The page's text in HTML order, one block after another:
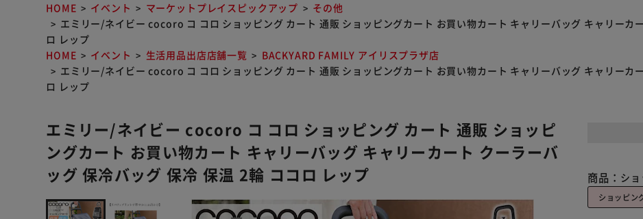
HOME
イベント マーケットプレイスピックアップ
その他
エミリー/ネイビー cocoro コ コロ ショッピング カート 通販 ショッピングカート お買い物カート キャリーバッグ キャリーカ
ロ レップ
HOME
イベント 生活用品出店店舗一覧
BACKYARD FAMILY アイリスプラザ店
エミリー/ネイビー cocoro コ コロ ショッピング カート 通販 ショッピングカート お買い物カート キャリーバッグ キャリーカ
ロ レップ
エミリー/ネイビー cocoro コ コロ ショッピング カート 通販 ショッピ
ングカート お買い物カート キャリーバッグ キャリーカート クーラーバ
ッグ 保冷バッグ 保冷 保温 2輪 ココロ レップ
商品： シ
ショッピン